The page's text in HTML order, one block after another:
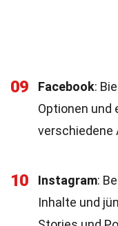
09 Facebook:
Optionen und
verschiedene
10 Instagram:
Inhalte und